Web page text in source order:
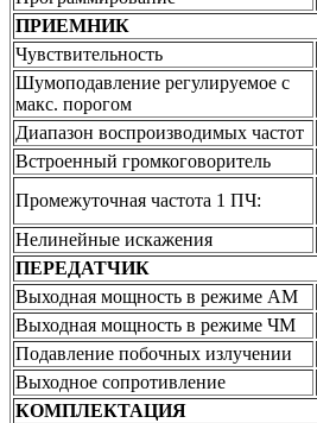
ПРИЕМНИК
Чувствительность
Шумоподавление регулируемое с
макс. порогом
Диапазон воспроизводимых частот
Встроенный громкоговоритель
Промежуточная частота 1 ПЧ:
Нелинейные искажения
ПЕРЕДАТЧИК
Выходная мощность в режиме AM
Выходная мощность в режиме ЧМ
Подавление побочных излучении
Выходное сопротивление
КОМПЛЕКТАЦИЯ